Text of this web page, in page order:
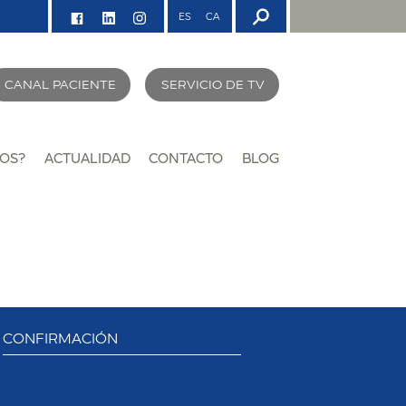
ES CA
CANAL PACIENTE SERVICIO DE TV
ACTUALIDAD CONTACTO BLOG
CONFIRMACIÓN